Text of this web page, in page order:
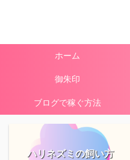
ホーム
御朱印
ブログで稼ぐ方法
ハリネズミの飼い方